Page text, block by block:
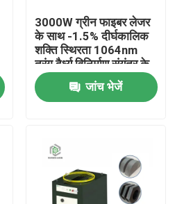
3000W ग्रीन फाइबर लेजर
के साथ -1.5% दीर्घकालिक
शक्ति स्थिरता 1064nm
तरंग दैर्ध्य विनिर्माण संयंत्र के
लिए
जांच भेजें